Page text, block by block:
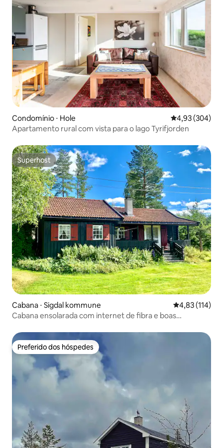
Condomínio ⋅ Hole 4,93 de uma
4,93 (304)
Apartamento rural com vista para o lago Tyrifjorden
Superhost
Superhost
Cabana ⋅ Sigdal kommune 4,83 de uma
4,83 (114)
Cabana ensolarada com internet de fibra e boas
Preferido dos hóspedes
Preferido dos hóspedes